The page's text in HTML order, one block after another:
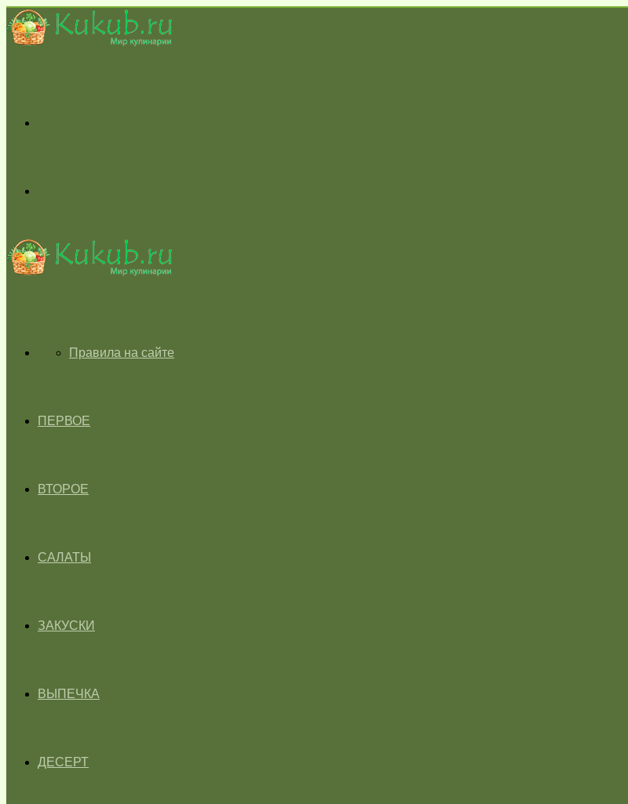
skin
ГЛАВНАЯПравила на сайте
ПЕРВОЕ
ВТОРОЕ
САЛАТЫ
ЗАКУСКИ
ВЫПЕЧКА
ДЕСЕРТ